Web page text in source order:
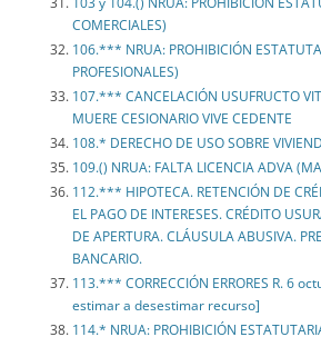
COMERCIALES)
106.*** NRUA: PROHIBICIÓN
PROFESIONALES)
107.*** CANCELACIÓN USUFRUCTO
MUERE CESIONARIO VIVE CEDENTE
108.* DERECHO DE USO SOBRE
109.() NRUA: FALTA LICENCIA ADVA
112.*** HIPOTECA. RETENCIÓN DE
EL PAGO DE INTERESES. CRÉDITO
DE APERTURA. CLÁUSULA ABUSIVA.
BANCARIO.
113.*** CORRECCIÓN ERRORES R. 6
estimar a desestimar recurso]
114.* NRUA: PROHIBICIÓN